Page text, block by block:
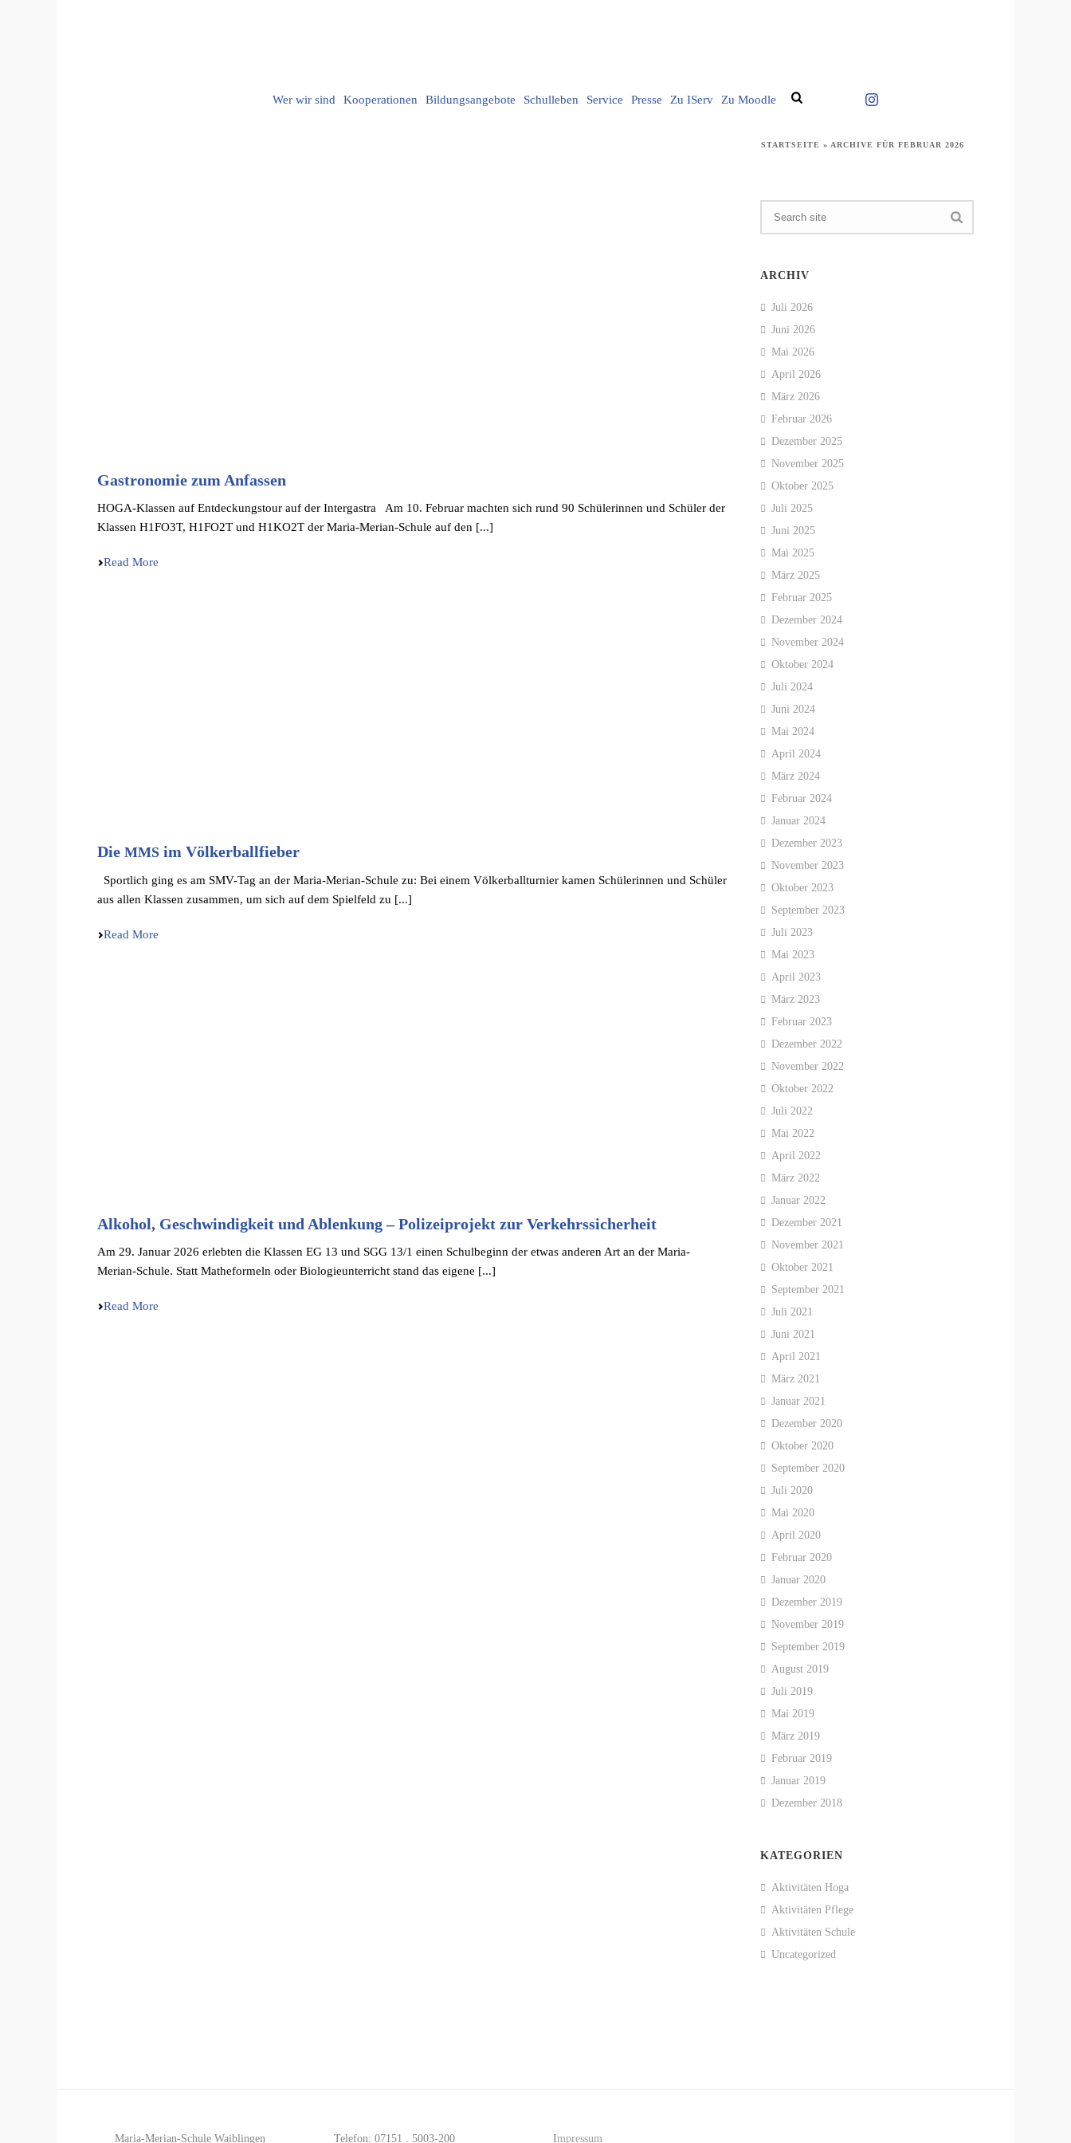
Wer wir sind Kooperationen Bildungsangebote Schulleben Service Presse Zu IServ Zu Moodle
STARTSEITE » ARCHIVE FÜR FEBRUAR 2026
Gastronomie zum Anfassen
HOGA-Klassen auf Entde­ckungs­tour auf der Intergastra Am 10. Febru­ar machten sich rund 90 Schüle­rin­nen und Schüler der
Klassen H1FO3T, H1FO2T und H1KO2T der Maria-Merian-Schule auf den [...]
Read More
Die MMS im Völkerballfieber
Sport­lich ging es am SMV-Tag an der Maria-Merian-Schule zu: Bei einem Völker­ball­tur­nier kamen Schüle­rin­nen und Schüler
aus allen Klassen zusam­men, um sich auf dem Spiel­feld zu [...]
Read More
Alkohol, Geschwindigkeit und Ablenkung – Polizeiprojekt zur Verkehrssicherheit
Am 29. Januar 2026 erleb­ten die Klassen EG 13 und SGG 13/1 einen Schul­be­ginn der etwas anderen Art an der Maria-
Merian-Schule. Statt Mathe­for­meln oder Biolo­gie­un­ter­richt stand das eigene [...]
Read More
ARCHIV
Juli 2026
Juni 2026
Mai 2026
April 2026
März 2026
Februar 2026
Dezember 2025
November 2025
Oktober 2025
Juli 2025
Juni 2025
Mai 2025
März 2025
Februar 2025
Dezember 2024
November 2024
Oktober 2024
Juli 2024
Juni 2024
Mai 2024
April 2024
März 2024
Februar 2024
Januar 2024
Dezember 2023
November 2023
Oktober 2023
September 2023
Juli 2023
Mai 2023
April 2023
März 2023
Februar 2023
Dezember 2022
November 2022
Oktober 2022
Juli 2022
Mai 2022
April 2022
März 2022
Januar 2022
Dezember 2021
November 2021
Oktober 2021
September 2021
Juli 2021
Juni 2021
April 2021
März 2021
Januar 2021
Dezember 2020
Oktober 2020
September 2020
Juli 2020
Mai 2020
April 2020
Februar 2020
Januar 2020
Dezember 2019
November 2019
September 2019
August 2019
Juli 2019
Mai 2019
März 2019
Februar 2019
Januar 2019
Dezember 2018
KATEGORIEN
Aktivitäten Hoga
Aktivitäten Pflege
Aktivitäten Schule
Uncategorized
Maria-Merian-Schule Waiblingen Telefon: 07151 . 5003-200 Impressum